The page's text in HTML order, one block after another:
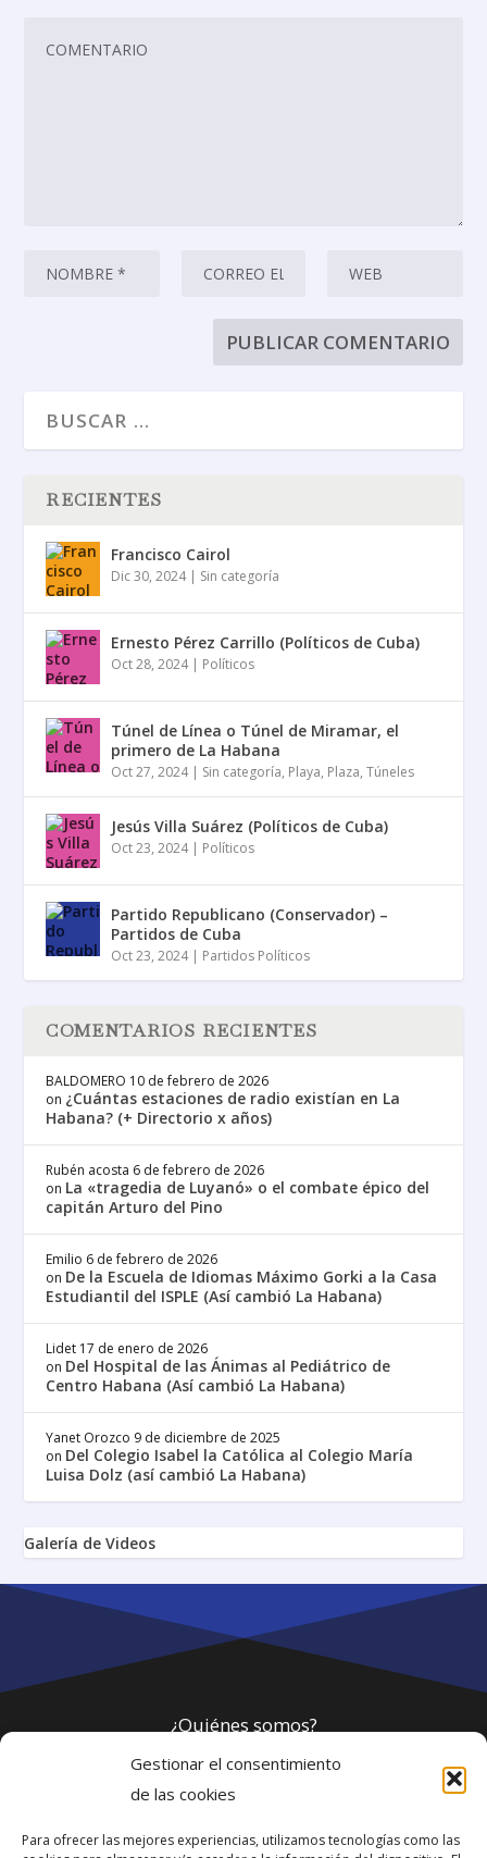
Gestionar el consentimiento
de las cookies
Para ofrecer las mejores experiencias, utilizamos tecnologías como las
RECIENTES
Francisco Cairol
Dic 30, 2024| Sin categoría
Ernesto Pérez Carrillo (Políticos de Cuba)
Oct 28, 2024| Políticos
Túnel de Línea o Túnel de Miramar, el
primero de La Habana
Oct 27, 2024| Sin categoría, Playa, Plaza,Túneles
Jesús Villa Suárez (Políticos de Cuba)
Oct 23, 2024| Políticos
Partido Republicano (Conservador) –
Partidos de Cuba
Oct 23, 2024| Partidos Políticos
COMENTARIOS RECIENTES
BALDOMERO 10 de febrero de 2026
on ¿Cuántas estaciones de radio existían en La
Habana? (+ Directorio x años)
Rubén acosta 6 de febrero de 2026
on La «tragedia de Luyanó» o el combate épico del
capitán Arturo del Pino
Emilio 6 de febrero de 2026
on De la Escuela de Idiomas Máximo Gorki a la Casa
Estudiantil del ISPLE (Así cambió La Habana)
Lidet 17 de enero de 2026
on Del Hospital de las Ánimas al Pediátrico de
Centro Habana (Así cambió La Habana)
Yanet Orozco 9 de diciembre de 2025
on Del Colegio Isabel la Católica al Colegio María
Luisa Dolz (así cambió La Habana)
Galería de Videos
¿Quiénes somos?
Política de privacidad
Webmaster